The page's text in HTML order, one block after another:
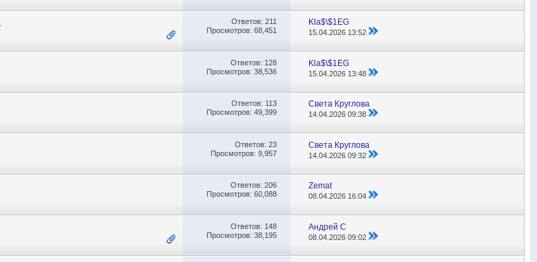
Ответов: 211
Просмотров: 68,451
Kla$\$1EG
15.04.2026 13:52
Ответов: 128
Просмотров: 38,536
Kla$\$1EG
15.04.2026 13:48
Ответов: 113
Просмотров: 49,399
Света Круглова
14.04.202609:38
Ответов: 23
Просмотров: 9,957
Света Круглова
14.04.202609:32
Ответов: 206
Просмотров: 60,088
Zemat
08.04.2026 16:04
Ответов: 148
Просмотров: 38,195
Андрей С
08.04.202609:02